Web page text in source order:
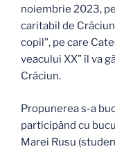
noiembrie 2023,
caritabil de
copil”, pe care
veacului XX” îl va
Crăciun.
Propunerea s-a
participând cu
Marei Rusu